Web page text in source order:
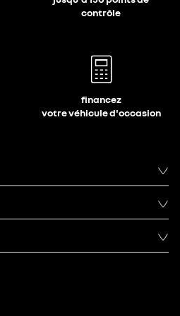
contrôle
financez
votre véhicule d'occasion